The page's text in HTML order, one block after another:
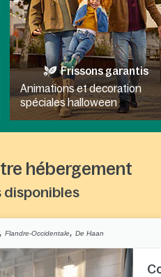
Frissons garantis
Animations et decoration
spéciales halloween
hébergement
disponibles
,Flandre-Occidentale,De Haan